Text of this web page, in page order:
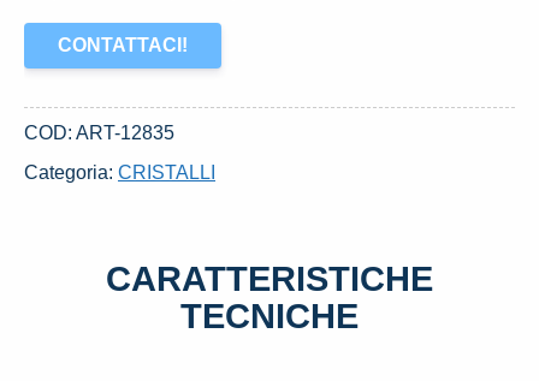
CONTATTACI!
COD: ART-12835
Categoria: CRISTALLI
CARATTERISTICHE
TECNICHE